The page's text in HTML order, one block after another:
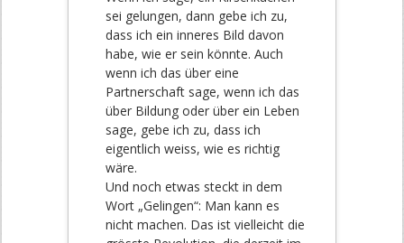
sei gelungen, dann gebe ich zu,
dass ich ein inneres Bild davon
habe, wie er sein könnte. Auch
wenn ich das über eine
Partnerschaft sage, wenn ich das
über Bildung oder über ein Leben
sage, gebe ich zu, dass ich
eigentlich weiss, wie es richtig
wäre.
Und noch etwas steckt in dem
Wort „Gelingen“: Man kann es
nicht machen. Das ist vielleicht die